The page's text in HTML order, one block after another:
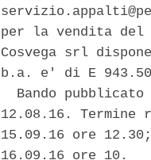
per la vendita del
Cosvega srl
b.a. e' di E
Bando pubblicato
12.08.16.
15.09.16 ore
16.09.16 ore 10.